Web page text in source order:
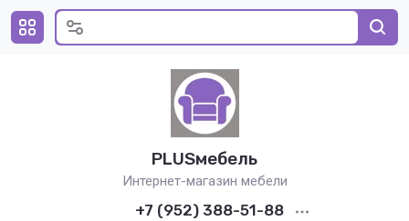
PLUSмебель
Интернет-магазин мебели
+7 (952) 388-51-88